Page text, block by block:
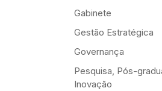
Gabinete
Gestão Estratégica
Governança
Pesquisa, Pós-
Inovação